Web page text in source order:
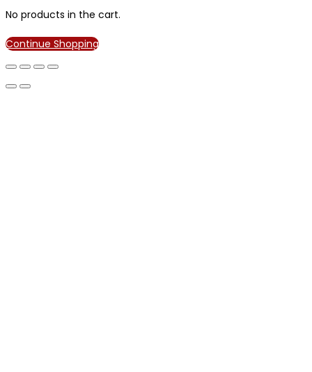
No products in the cart.
Continue Shopping